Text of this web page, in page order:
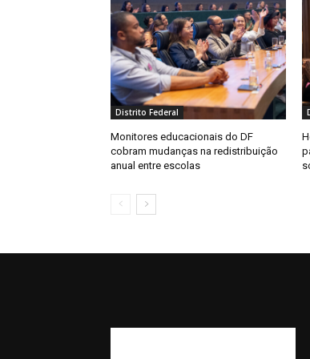
Distrito Federal
Monitores educacionais do DF
cobram mudanças na redistribuição
anual entre escolas